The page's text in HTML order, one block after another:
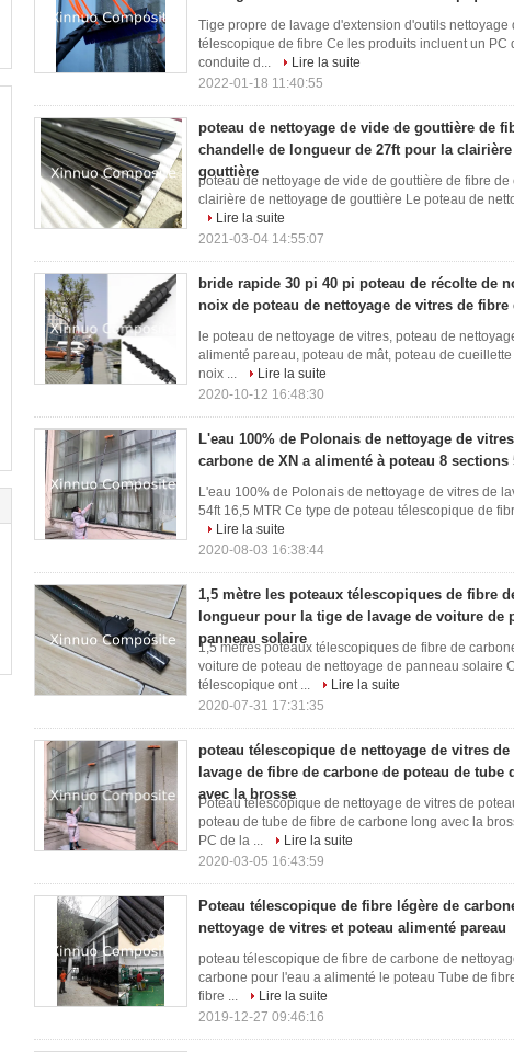
Tige propre de lavage d'extension d'outils
télescopique de fibre Ce les produits incluent un
conduite d...
Lire la suite
2022-01-18 11:40:55
poteau de nettoyage de vide de gouttière de
chandelle de longueur de 27ft pour la
gouttière
poteau de nettoyage de vide de gouttière de fibre
clairière de nettoyage de gouttière Le poteau de
Lire la suite
2021-03-04 14:55:07
bride rapide 30 pi 40 pi poteau de récolte de
noix de poteau de nettoyage de vitres de fibre
le poteau de nettoyage de vitres, poteau de
alimenté pareau, poteau de mât, poteau de
noix ...
Lire la suite
2020-10-12 16:48:30
L'eau 100% de Polonais de nettoyage de
carbone de XN a alimenté à poteau 8 sections
L'eau 100% de Polonais de nettoyage de vitres de
54ft 16,5 MTR Ce type de poteau télescopique de
Lire la suite
2020-08-03 16:38:44
1,5 mètre les poteaux télescopiques de fibre
longueur pour la tige de lavage de voiture de
panneau solaire
1,5 mètres poteaux télescopiques de fibre de
voiture de poteau de nettoyage de panneau solaire
télescopique ont ...
Lire la suite
2020-07-31 17:31:35
poteau télescopique de nettoyage de vitres
lavage de fibre de carbone de poteau de tube
avec la brosse
Poteau télescopique de nettoyage de vitres de
poteau de tube de fibre de carbone long avec la
PC de la ...
Lire la suite
2020-03-05 16:43:59
Poteau télescopique de fibre légère de
nettoyage de vitres et poteau alimenté pareau
poteau télescopique de fibre de carbone de
carbone pour l'eau a alimenté le poteau Tube de
fibre ...
Lire la suite
2019-12-27 09:46:16